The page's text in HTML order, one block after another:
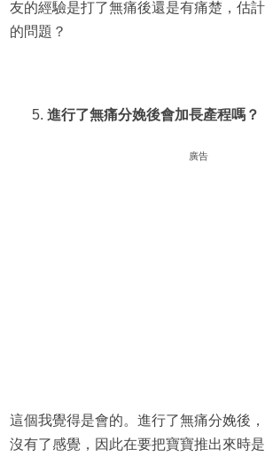
友的經驗是打了無痛後還是有痛楚，估
的問題？
進行了無痛分娩後會加長產程嗎？
廣告
這個我覺得是會的。進行了無痛分娩後
沒有了感覺，因此在要把寶寶推出來時